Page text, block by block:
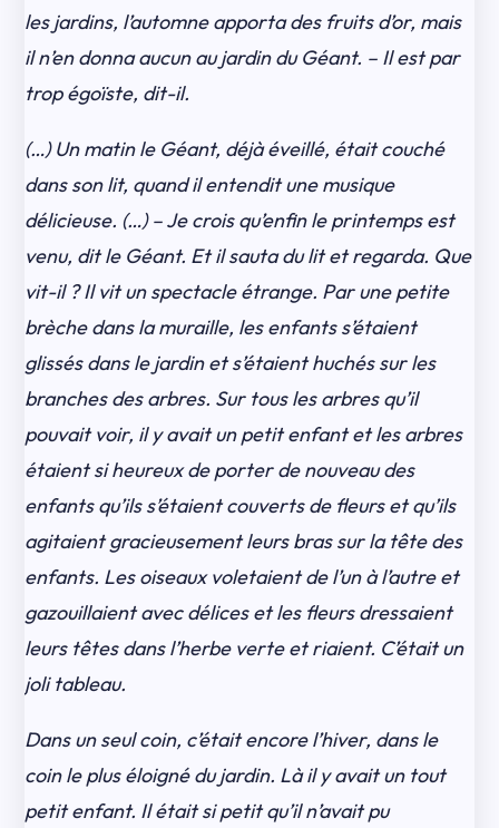
les jardins, l’automne apporta des fruits d’or, mais
il n’en donna aucun au jardin du Géant. – Il est par
trop égoïste, dit-il.
(…) Un matin le Géant, déjà éveillé, était couché
dans son lit, quand il entendit une musique
délicieuse. (…) – Je crois qu’enfin le printemps est
venu, dit le Géant. Et il sauta du lit et regarda. Que
vit-il ? Il vit un spectacle étrange. Par une petite
brèche dans la muraille, les enfants s’étaient
glissés dans le jardin et s’étaient huchés sur les
branches des arbres. Sur tous les arbres qu’il
pouvait voir, il y avait un petit enfant et les arbres
étaient si heureux de porter de nouveau des
enfants qu’ils s’étaient couverts de fleurs et qu’ils
agitaient gracieusement leurs bras sur la tête des
enfants. Les oiseaux voletaient de l’un à l’autre et
gazouillaient avec délices et les fleurs dressaient
leurs têtes dans l’herbe verte et riaient. C’était un
joli tableau.
Dans un seul coin, c’était encore l’hiver, dans le
coin le plus éloigné du jardin. Là il y avait un tout
petit enfant. Il était si petit qu’il n’avait pu